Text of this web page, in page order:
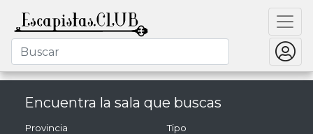
Encuentra la sala que buscas
Provincia Tipo